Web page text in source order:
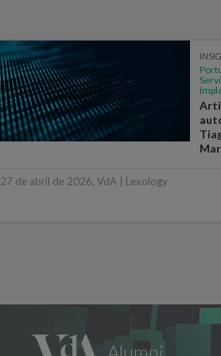
27 de abril de 2026, VdA | Lexology